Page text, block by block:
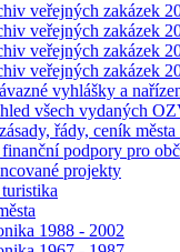
veřejných zakázek
veřejných zakázek
veřejných zakázek
veřejných zakázek
vyhlášky a
všech vydaných
řády, ceník města
podpory pro
projekty
1988 - 2002